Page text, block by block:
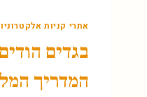
אתרי קניות
בגדים
המדריך